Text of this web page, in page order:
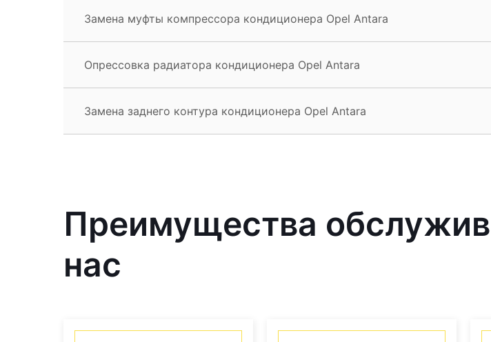
Замена муфты компрессора кондиционера Opel Antara
Опрессовка радиатора кондиционера Opel Antara
Замена заднего контура кондиционера Opel Antara
Преимущества
нас